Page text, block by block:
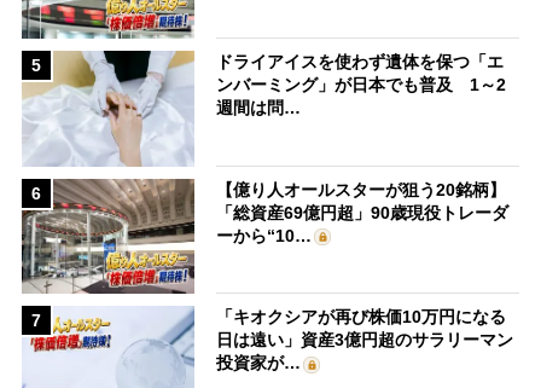
5
ドライアイスを使わず遺体を保つ「エ
ンバーミング」が日本でも普及 1～2
週間は問…
6
【億り人オールスターが狙う20銘柄】
「総資産69億円超」90歳現役トレーダ
ーから“10…
7
「キオクシアが再び株価10万円になる
日は遠い」資産3億円超のサラリーマン
投資家が…